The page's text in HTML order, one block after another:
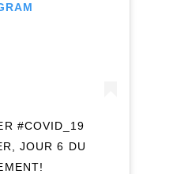
#COVID_19
JOUR 6 DU